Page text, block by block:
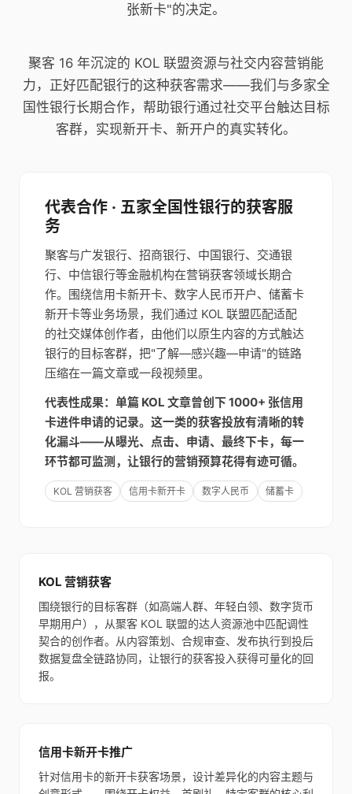
张新卡"的决定。
聚客 16 年沉淀的 KOL 联盟资源与社交内容营销能
力，正好匹配银行的这种获客需求——我们与多家全
国性银行长期合作，帮助银行通过社交平台触达目标
客群，实现新开卡、新开户的真实转化。
代表合作 · 五家全国性银行的获客服
务
聚客与广发银行、招商银行、中国银行、交通银
行、中信银行等金融机构在营销获客领域长期合
作。围绕信用卡新开卡、数字人民币开户、储蓄卡
新开卡等业务场景，我们通过 KOL 联盟匹配适配
的社交媒体创作者，由他们以原生内容的方式触达
银行的目标客群，把"了解—感兴趣—申请"的链路
压缩在一篇文章或一段视频里。
代表性成果：单篇 KOL 文章曾创下 1000+ 张信用
卡进件申请的记录。这一类的获客投放有清晰的转
化漏斗——从曝光、点击、申请、最终下卡，每一
环节都可监测，让银行的营销预算花得有迹可循。
KOL 营销获客 信用卡新开卡 数字人民币 储蓄卡
KOL 营销获客
围绕银行的目标客群（如高端人群、年轻白领、数字货币
早期用户），从聚客 KOL 联盟的达人资源池中匹配调性
契合的创作者。从内容策划、合规审查、发布执行到投后
数据复盘全链路协同，让银行的获客投入获得可量化的回
报。
信用卡新开卡推广
针对信用卡的新开卡获客场景，设计差异化的内容主题与